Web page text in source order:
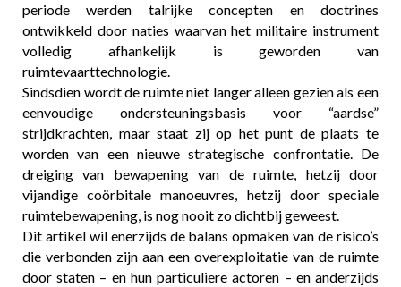
periode werden talrijke concepten en doctrines
ontwikkeld door naties waarvan het militaire instrument
volledig afhankelijk is geworden van
ruimtevaarttechnologie.
Sindsdien wordt de ruimte niet langer alleen gezien als een
eenvoudige ondersteuningsbasis voor “aardse”
strijdkrachten, maar staat zij op het punt de plaats te
worden van een nieuwe strategische confrontatie. De
dreiging van bewapening van de ruimte, hetzij door
vijandige coörbitale manoeuvres, hetzij door speciale
ruimtebewapening, is nog nooit zo dichtbij geweest.
Dit artikel wil enerzijds de balans opmaken van de risico’s
die verbonden zijn aan een overexploitatie van de ruimte
door staten – en hun particuliere actoren – en anderzijds